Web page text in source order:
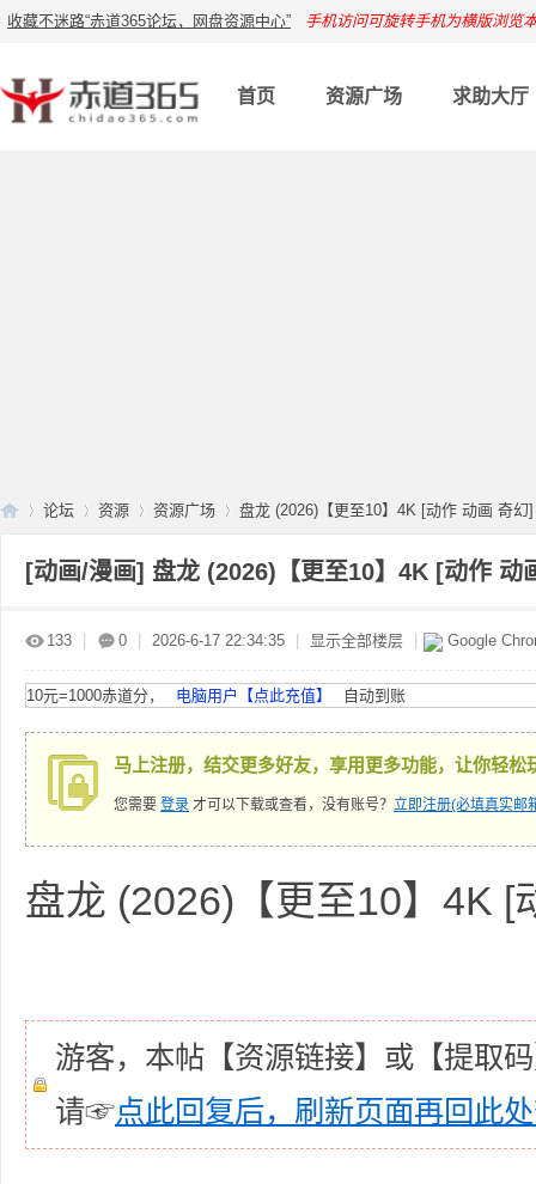
收藏不迷路“赤道365论坛，网盘资源中心” 手机访问可旋转手机为横版浏览
首页 资源广场 求助大厅
论坛 资源 资源广场 盘龙 (2026)【更至10】4K [动作 动画 奇幻]
[动画/漫画] 盘龙 (2026)【更至10】4K [动作 动
133 0 2026-6-17 22:34:35 显示全部楼层 Google
10元=1000赤道分， 电脑用户【点此充值】 自动到账
马上注册，结交更多好友，享用更多功能，让你轻松
您需要 登录 才可以下载或查看，没有账号？ 立即注册(必填真实邮
盘龙 (2026)【更至10】4K [
游客，本帖【资源链接】或【提取
请☞点此回复后，刷新页面再回此